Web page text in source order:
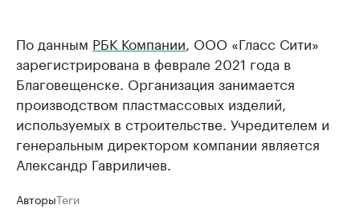
По данным РБК Компании, ООО «Гласс Сити»
зарегистрирована в феврале 2021 года в
Благовещенске. Организация занимается
производством пластмассовых изделий,
используемых в строительстве. Учредителем и
генеральным директором компании является
Александр Гавриличев.
АвторыТеги